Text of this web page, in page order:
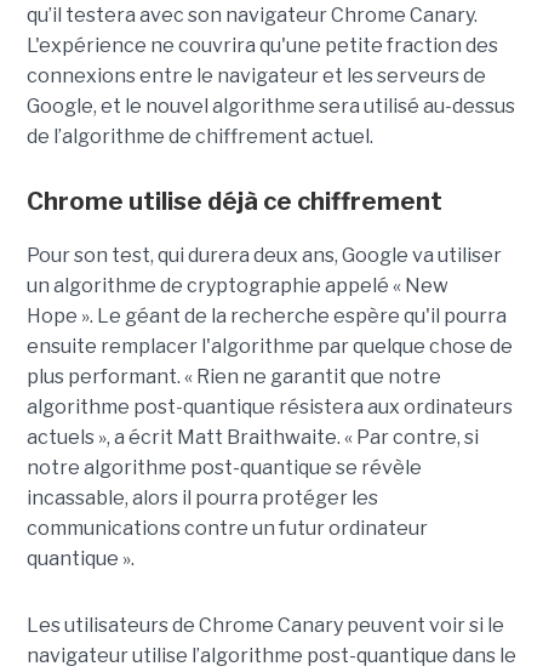
qu’il testera avec son navigateur Chrome Canary.
L'expérience ne couvrira qu'une petite fraction des
connexions entre le navigateur et les serveurs de
Google, et le nouvel algorithme sera utilisé au-dessus
de l’algorithme de chiffrement actuel.
Chrome utilise déjà ce chiffrement
Pour son test, qui durera deux ans, Google va utiliser
un algorithme de cryptographie appelé « New
Hope ». Le géant de la recherche espère qu'il pourra
ensuite remplacer l'algorithme par quelque chose de
plus performant. « Rien ne garantit que notre
algorithme post-quantique résistera aux ordinateurs
actuels », a écrit Matt Braithwaite. « Par contre, si
notre algorithme post-quantique se révèle
incassable, alors il pourra protéger les
communications contre un futur ordinateur
quantique ».
Les utilisateurs de Chrome Canary peuvent voir si le
navigateur utilise l’algorithme post-quantique dans le